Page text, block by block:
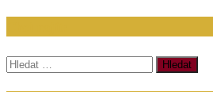
Vyhledávání